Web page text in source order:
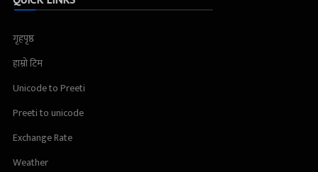
गृहपृष्ठ
हाम्रो टिम
Unicode to Preeti
Preeti to unicode
Exchange Rate
Weather